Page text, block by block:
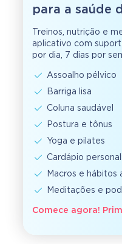
para a saúde
Treinos, nutrição e
aplicativo com
por dia, 7 dias por
Assoalho pélvico
Barriga lisa
Coluna saudável
Postura e tônus
Yoga e pilates
Cardápio
Macros e hábitos
Meditações e
Comece agora!